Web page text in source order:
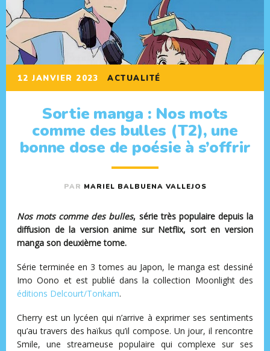
12 JANVIER 2023 ACTUALITÉ
Sortie manga : Nos mots
comme des bulles (T2), une
bonne dose de poésie à s’offrir
PAR MARIEL BALBUENA VALLEJOS
Nos mots comme des bulles, série très populaire depuis la
diffusion de la version anime sur Netflix, sort en version
manga son deuxième tome.
Série terminée en 3 tomes au Japon, le manga est dessiné
Imo Oono et est publié dans la collection Moonlight des
éditions Delcourt/Tonkam.
Cherry est un lycéen qui n’arrive à exprimer ses sentiments
qu’au travers des haïkus qu’il compose. Un jour, il rencontre
Smile, une streameuse populaire qui complexe sur ses